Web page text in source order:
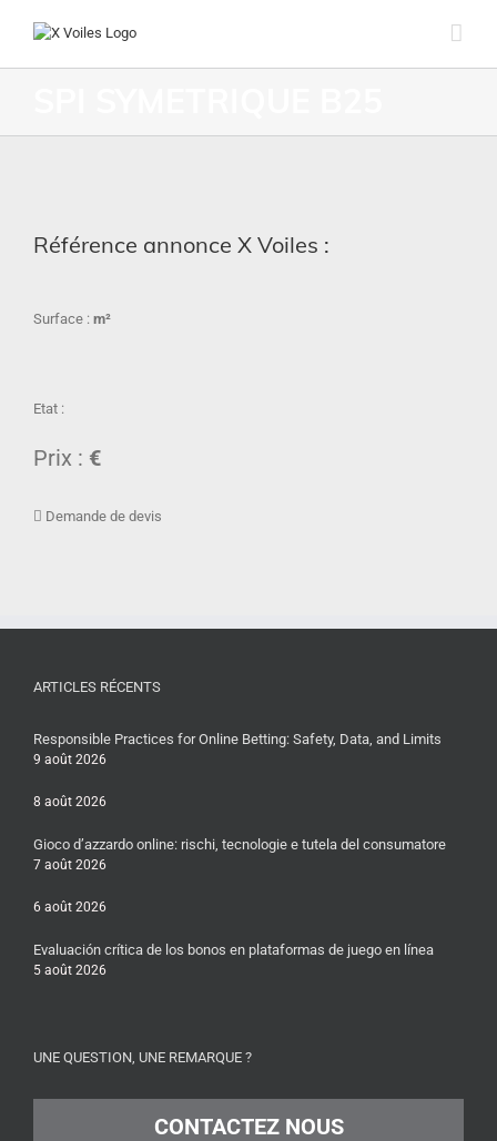
Référence annonce X Voiles :
Surface : m²
Etat :
Prix : €
Demande de devis
ARTICLES RÉCENTS
Responsible Practices for Online Betting: Safety, Data, and Limits
9 août 2026
8 août 2026
Gioco d’azzardo online: rischi, tecnologie e tutela del consumatore
7 août 2026
6 août 2026
Evaluación crítica de los bonos en plataformas de juego en línea
5 août 2026
UNE QUESTION, UNE REMARQUE ?
CONTACTEZ NOUS